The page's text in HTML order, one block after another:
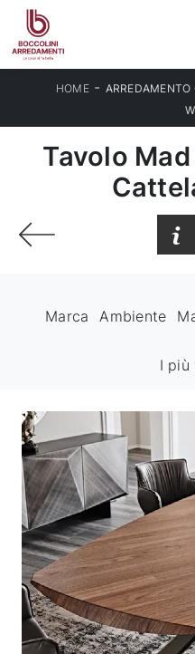
HOME- ARREDAMENTO
Tavolo
Marca Ambiente
I più